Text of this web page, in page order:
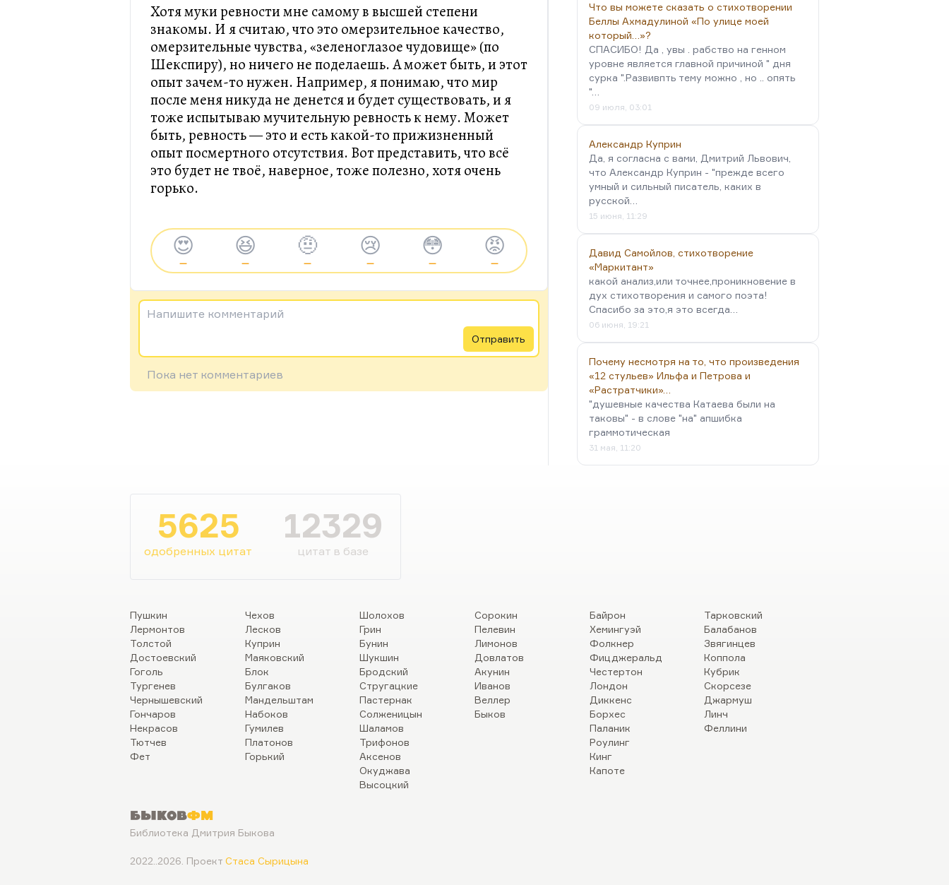
Хотя муки ревности мне самому в высшей степени
знакомы. И я считаю, что это омерзительное качество,
омерзительные чувства, «зеленоглазое чудовище» (по
Шекспиру), но ничего не поделаешь. А может быть, и этот
опыт зачем-то нужен. Например, я понимаю, что мир
после меня никуда не денется и будет существовать, и я
тоже испытываю мучительную ревность к нему. Может
быть, ревность — это и есть какой-то прижизненный
опыт посмертного отсутствия. Вот представить, что всё
это будет не твоё, наверное, тоже полезно, хотя очень
горько.
😍
—
😆
—
🤨
—
😢
—
😳
—
😡
—
Напишите комментарий
Отправить
Пока нет комментариев
Что вы можете сказать о стихотворении
Беллы Ахмадулиной «По улице моей
который…»?
СПАСИБО! Да , увы . рабство на генном
уровне является главной причиной " дня
сурка ".Развивпть тему можно , но .. опять
"…
09 июля, 03:01
Александр Куприн
Да, я согласна с вами, Дмитрий Львович,
что Александр Куприн - "прежде всего
умный и сильный писатель, каких в
русской…
15 июня, 11:29
Давид Самойлов, стихотворение
«Маркитант»
какой анализ,или точнее,проникновение в
дух стихотворения и самого поэта!
Спасибо за это,я это всегда…
06 июня, 19:21
Почему несмотря на то, что произведения
«12 стульев» Ильфа и Петрова и
«Растратчики»…
"душевные качества Катаева были на
таковы" - в слове "на" апшибка
граммотическая
31 мая, 11:20
5625
одобренных цитат
12329
цитат в базе
Пушкин
Лермонтов
Толстой
Достоевский
Гоголь
Тургенев
Чернышевский
Гончаров
Некрасов
Тютчев
Фет
Чехов
Лесков
Куприн
Маяковский
Блок
Булгаков
Мандельштам
Набоков
Гумилев
Платонов
Горький
Шолохов
Грин
Бунин
Шукшин
Бродский
Стругацкие
Пастернак
Солженицын
Шаламов
Трифонов
Аксенов
Окуджава
Высоцкий
Сорокин
Пелевин
Лимонов
Довлатов
Акунин
Иванов
Веллер
Быков
Байрон
Хемингуэй
Фолкнер
Фицджеральд
Честертон
Лондон
Диккенс
Борхес
Паланик
Роулинг
Кинг
Капоте
Тарковский
Балабанов
Звягинцев
Коппола
Кубрик
Скорсезе
Джармуш
Линч
Феллини
БыковФМ
Библиотека Дмитрия Быкова
2022..2026. Проект Стаса Сырицына